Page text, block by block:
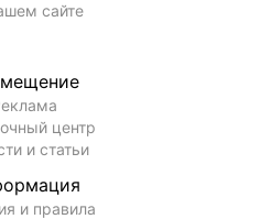
сайте
центр
и статьи
и правила